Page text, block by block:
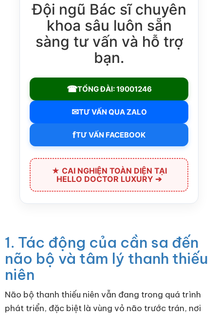
Đội ngũ Bác sĩ chuyên
khoa sâu luôn sẵn
sàng tư vấn và hỗ trợ
bạn.
☎TỔNG ĐÀI: 19001246
✉TƯ VẤN QUA ZALO
fTƯ VẤN FACEBOOK
★ CAI NGHIỆN TOÀN DIỆN TẠI
HELLO DOCTOR LUXURY ➔
1. Tác động của cần sa đến
não bộ và tâm lý thanh thiếu
niên
Não bộ thanh thiếu niên vẫn đang trong quá trình
phát triển, đặc biệt là vùng vỏ não trước trán, nơi